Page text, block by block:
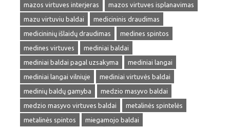
mazos virtuves interjeras
mazos virtuves isplanavimas
mazu virtuviu baldai
medicininis draudimas
medicininių išlaidų draudimas
medines spintos
medines virtuves
mediniai baldai
mediniai baldai pagal uzsakyma
mediniai langai
mediniai langai vilniuje
mediniai virtuvės baldai
medinių baldų gamyba
medzio masyvo baldai
medzio masyvo virtuves baldai
metalinės spintelės
metalinės spintos
miegamojo baldai